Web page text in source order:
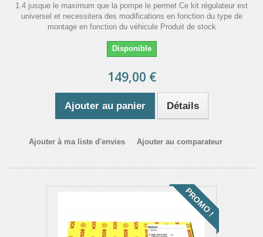
1.4 jusque le maximum que la pompe le permet Ce kit régulateur est
universel et necessitera des modifications en fonction du type de
montage en fonction du véhicule Produit de stock
Disponible
149,00 €
Ajouter au panier Détails
Ajouter à ma liste d'envies Ajouter au comparateur
PROMO !